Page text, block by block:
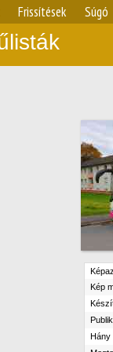
Frissítések Súgó
Kép
Hány